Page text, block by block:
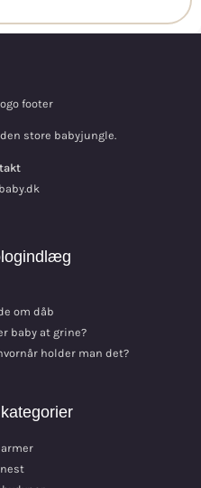
store babyjungle.
om dåb
baby at grine?
holder man det?